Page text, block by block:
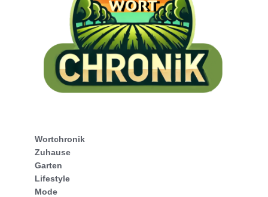
Wortchronik
Zuhause
Garten
Lifestyle
Mode